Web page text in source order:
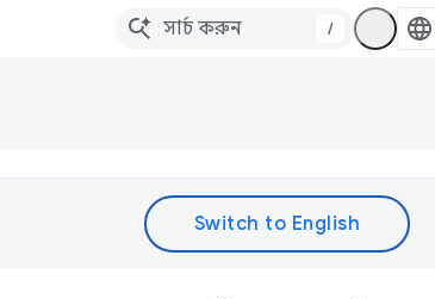
/